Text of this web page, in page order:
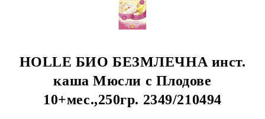
HOLLE БИО БЕЗМЛЕЧНА инст.
каша Мюсли с Плодове
10+мес.,250гр. 2349/210494